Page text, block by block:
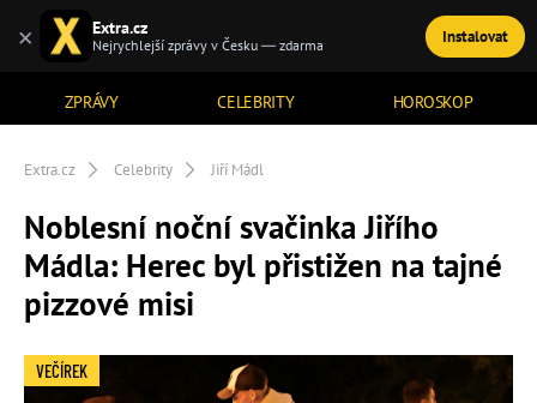
ZPRÁVY CELEBRITY HOROSKOP
TÉMATA
Extra.cz Celebrity Jiří Mádl
Noblesní noční svačinka Jiřího
Mádla: Herec byl přistižen na tajné
pizzové misi
VEČÍREK
× Extra.cz
Nejrychlejší zprávy v Česku — zdarma Instalovat